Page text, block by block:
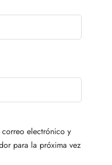
electrónico y
para la próxima vez